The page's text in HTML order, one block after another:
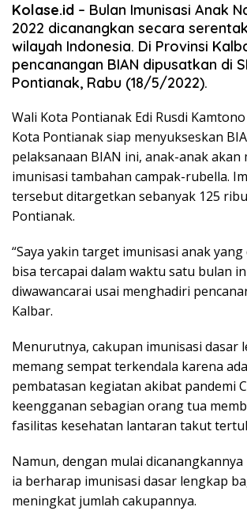
Kolase.id – Bulan Imunisasi Anak
2022 dicanangkan secara
wilayah Indonesia. Di Provinsi
pencanangan BIAN dipusatkan di
Pontianak, Rabu (18/5/2022).
Wali Kota Pontianak Edi Rusdi
Kota Pontianak siap menyukseskan
pelaksanaan BIAN ini, anak-anak akan
imunisasi tambahan campak-rubella.
tersebut ditargetkan sebanyak 125
Pontianak.
“Saya yakin target imunisasi anak
bisa tercapai dalam waktu satu bulan
diwawancarai usai menghadiri
Kalbar.
Menurutnya, cakupan imunisasi dasar
memang sempat terkendala karena
pembatasan kegiatan akibat pandemi
keengganan sebagian orang tua
fasilitas kesehatan lantaran takut
Namun, dengan mulai
ia berharap imunisasi dasar lengkap
meningkat jumlah cakupannya.